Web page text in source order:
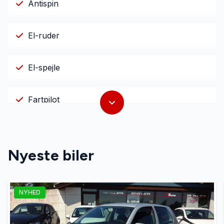
Antispin
El-ruder
El-spejle
Fartpilot
Fuldautomatisk klimaanlæg
Infocenter
Nyeste biler
NYHED